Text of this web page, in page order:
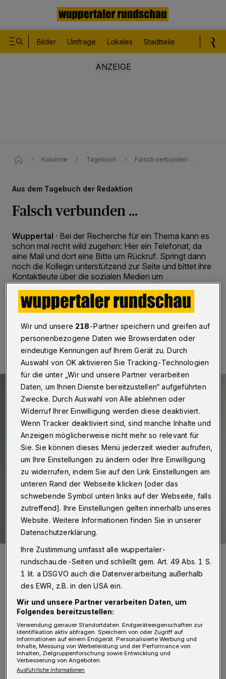
Bilder Umfrage Lokales Stadtteile
Kolumne Tagebuch Falsch verbunden ...
Aus dem Tagebuch der Redaktion
Falsch verbunden ...
Wuppertal · Bei der Recherche für ein Thema kann es
schon mal recht wild zugehen: Hier ein Telefonat, da
eine Mail und dort eine Bitte um Rückruf. Springt dann
noch die Kollegin unterstützend zur Seite und bittet ihre
Kontaktleute über die sozialen Medien um
Stellungnahme, verliert man leicht den Überblick.
30.11.2017 , 10:00 Uhr 2 Minuten Lesezeit
Rundschau-Volontärin Hannah Florian.
Foto: Rundschau
Solches ereignete sich im Zuge der
Ermittlungen für einen Artikel über
Spannungen zwischen Anwohnern und
Gastronomen im Luisenviertel. Mein
Wir und unsere 218-Partner speichern und greifen auf
personenbezogene Daten wie Browserdaten oder
eindeutige Kennungen auf Ihrem Gerät zu. Durch
Auswahl von OK aktivieren Sie Tracking-Technologien
für die unter „Wir und unsere Partner verarbeiten
Daten, um Ihnen Dienste bereitzustellen“ aufgeführten
Zwecke. Durch Auswahl von Alle ablehnen oder
Widerruf Ihrer Einwilligung werden diese deaktiviert.
Wenn Tracker deaktiviert sind, sind manche Inhalte und
Anzeigen möglicherweise nicht mehr so relevant für
Sie. Sie können dieses Menü jederzeit wieder aufrufen,
um Ihre Einstellungen zu ändern oder Ihre Einwilligung
zu widerrufen, indem Sie auf den Link Einstellungen am
unteren Rand der Webseite klicken [oder das
schwebende Symbol unten links auf der Webseite, falls
zutreffend]. Ihre Einstellungen gelten innerhalb unseres
Website. Weitere Informationen finden Sie in unserer
Datenschutzerklärung.
Ihre Zustimmung umfasst alle wuppertaler-
rundschau.de-Seiten und schließt gem. Art. 49 Abs. 1 S.
1 lit. a DSGVO auch die Datenverarbeitung außerhalb
des EWR, z.B. in den USA ein.
Wir und unsere Partner verarbeiten Daten, um
Folgendes bereitzustellen:
Verwendung genauer Standortdaten. Endgeräteeigenschaften zur
Identifikation aktiv abfragen. Speichern von oder Zugriff auf
Informationen auf einem Endgerät. Personalisierte Werbung und
Inhalte, Messung von Werbeleistung und der Performance von
Inhalten, Zielgruppenforschung sowie Entwicklung und
Verbesserung von Angeboten.
Ausführliche Informationen